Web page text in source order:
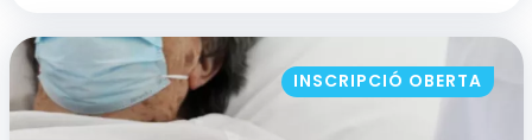
INSCRIPCIÓ OBERTA